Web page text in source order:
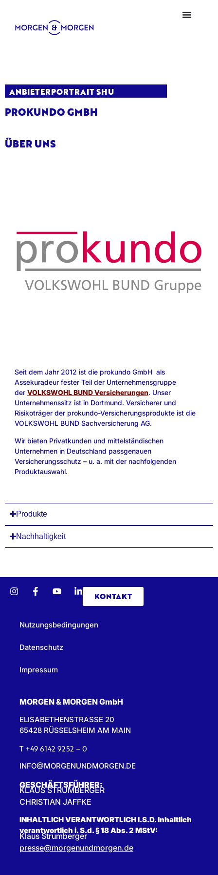
ANBIETERPORTRAIT SHU
PROKUNDO GMBH
ÜBER UNS
Seit dem Jahr 2012 ist die prokundo GmbH als
Assekuradeur fester Teil der Unternehmensgruppe
der VOLKSWOHL BUND Versicherungen. Unser
Unternehmenssitz ist in Dortmund. Versicherer und
Risikoträger der prokundo-Versicherungsprodukte ist die
VOLKSWOHL BUND Sachversicherung AG.
Wir bieten Privatkunden und mittelständischen
Unternehmen in Deutschland passgenauen
Versicherungsschutz – u. a. mit der nachfolgenden
Produktauswahl.
Produkte
Nachhaltigkeit
KONTAKT
Nutzungsbedingungen
Datenschutz
Impressum
MORGEN & MORGEN GmbH
ELISABETHENSTRASSE 20
65428 RÜSSELSHEIM AM MAIN
T +49 6142 9252 – 0
INFO@MORGENUNDMORGEN.DE
GESCHÄFTSFÜHRER:
KLAUS STRUMBERGER
CHRISTIAN JAFFKE
INHALTLICH VERANTWORTLICH I.S.D. Inhaltlich
verantwortlich i. S.d. § 18 Abs. 2 MStV:
Klaus Strumberger
presse@morgenundmorgen.de